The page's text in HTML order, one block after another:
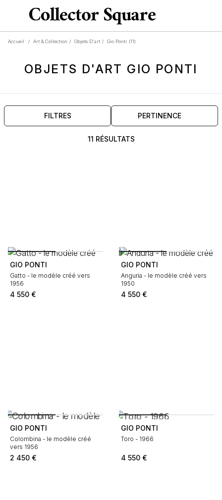
Accueil / Art & Collection / Objets D'art / Gio Ponti (11)
OBJETS D'ART GIO PONTI
FILTRES PERTINENCE
11 RÉSULTATS
GIO PONTI
Gatto - le modèle créé vers
1956
4 550 €
GIO PONTI
Anguria - le modèle créé vers
1950
4 550 €
GIO PONTI
Colombina - le modèle créé
vers 1956
2 450 €
GIO PONTI
Toro - 1966
4 550 €